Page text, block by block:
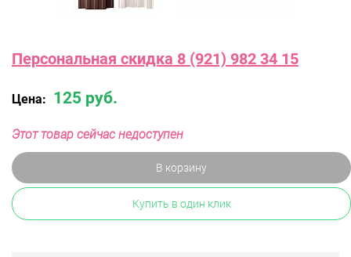
Персональная скидка 8 (921) 982 34 15
Цена: 125 руб.
Этот товар сейчас недоступен
В корзину
Купить в один клик